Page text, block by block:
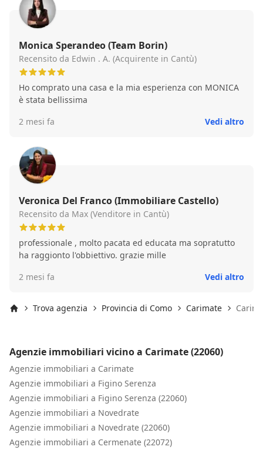
mercato, ogni operazione si è conclusa nel migliore dei
modi. Consiglio assolutamente Veronica (Immobiliare
Castello Carimate)a chiunque voglia vendere casa con
serenità e ottenere risultati concreti.
Monica Sperandeo (Team Borin)
Recensito da Edwin . A. (Acquirente in Cantù)
Ho comprato una casa e la mia esperienza con MONICA
è stata bellissima
2 mesi fa
Vedi altro
Veronica Del Franco (Immobiliare Castello)
Recensito da Max (Venditore in Cantù)
professionale , molto pacata ed educata ma sopratutto
ha raggionto l'obbiettivo. grazie mille
2 mesi fa
Vedi altro
Trova agenzia Provincia di Como Carimate
Agenzie immobiliari vicino a Carimate (22060)
Agenzie immobiliari a Carimate
Agenzie immobiliari a Figino Serenza
Agenzie immobiliari a Figino Serenza (22060)
Agenzie immobiliari a Novedrate
Agenzie immobiliari a Novedrate (22060)
Agenzie immobiliari a Cermenate (22072)